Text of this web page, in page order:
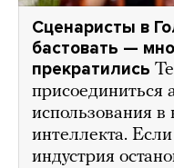
Сценаристы в
бастовать —
прекратились
присоединиться
использования в
интеллекта.
индустрия